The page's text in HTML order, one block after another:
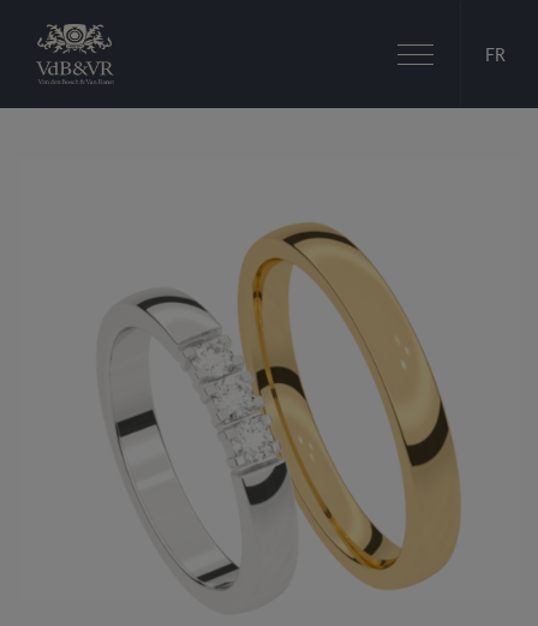
FR
Basculer
la